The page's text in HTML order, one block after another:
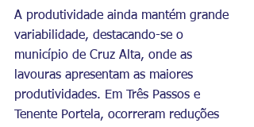
A produtividade ainda mantém grande
variabilidade, destacando-se o
município de Cruz Alta, onde as
lavouras apresentam as maiores
produtividades. Em Três Passos e
Tenente Portela, ocorreram reduções